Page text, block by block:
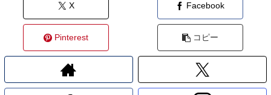
X Facebook
Pinterest コピー